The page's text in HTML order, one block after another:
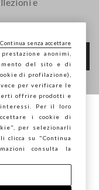
vuoi
anonimi,
del sito e di
di profilazione),
per verificare le
offrire prodotti e
Per il loro
i cookie di
per selezionarli
clicca su "Continua
consulta la
Continua senza accettare